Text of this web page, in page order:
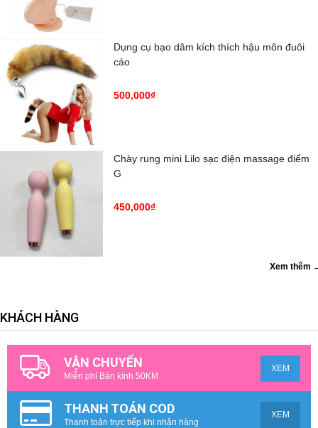
Dụng cụ bạo dâm kích thích hậu môn đuôi
cáo
500,000₫
Chày rung mini Lilo sạc điện massage điểm
G
450,000₫
Xem thêm
KHÁCH HÀNG
VẬN CHUYỂN
Miễn phí Bán kính 50KM
XEM
THANH TOÁN COD
Thanh toán trực tiếp khi nhận hàng
XEM